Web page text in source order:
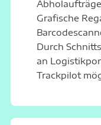
Grafische
Durch
an
Trackpilot